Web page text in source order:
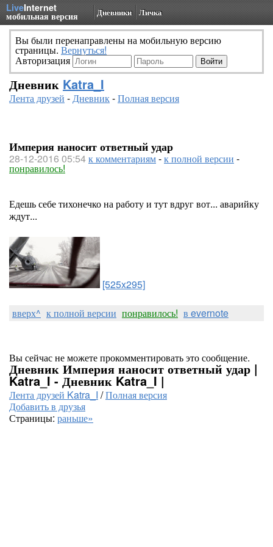
LiveInternet
мобильная версия Дневники Личка
Вы были перенаправлены на мобильную версию
страницы. Вернуться!
Авторизация
Дневник Katra_I
Лента друзей -Дневник-Полная версия
Империя наносит ответный удар
28-12-2016 05:54к комментариям-к полной версии -
понравилось!
Едешь себе тихонечко на работу и тут вдруг вот... аварийку
ждут...
[525x295]
вверх^ к полной версии понравилось! в evernote
Вы сейчас не можете прокомментировать это сообщение.
Дневник Империя наносит ответный удар |
Katra_I - Дневник Katra_I |
Лента друзей Katra_I /Полная версия
Добавить в друзья
Страницы: раньше»